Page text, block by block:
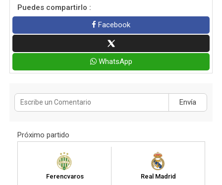
Puedes compartirlo :
Facebook
WhatsApp
Envía
Próximo partido
Ferencvaros Real Madrid